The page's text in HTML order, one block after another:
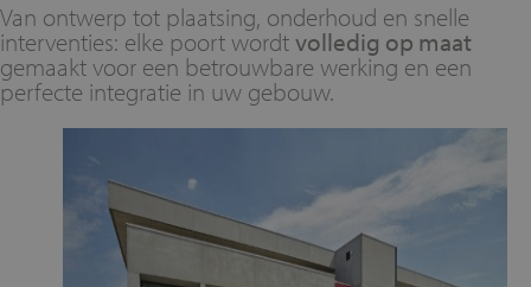
Van ontwerp tot plaatsing, onderhoud en snelle
interventies: elke poort wordtvolledig op maat
gemaakt voor een betrouwbare werking en een
perfecte integratie in uw gebouw.